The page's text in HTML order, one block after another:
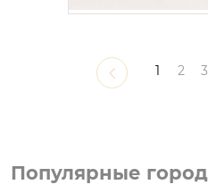
1 2 3
Популярные